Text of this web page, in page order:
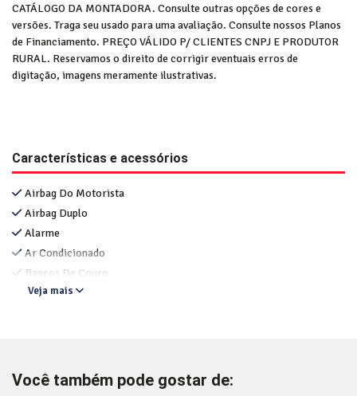
CATÁLOGO DA MONTADORA. Consulte outras opções de cores e
versões. Traga seu usado para uma avaliação. Consulte nossos Planos
de Financiamento. PREÇO VÁLIDO P/ CLIENTES CNPJ E PRODUTOR
RURAL. Reservamos o direito de corrigir eventuais erros de
digitação, imagens meramente ilustrativas.
Características e acessórios
Airbag Do Motorista
Airbag Duplo
Alarme
Ar Condicionado
Bancos De Couro
Veja mais
Você também pode gostar de: